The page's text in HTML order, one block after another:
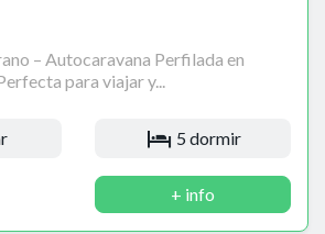
– Autocaravana Perfilada en
para viajar y...
5 dormir
+ info